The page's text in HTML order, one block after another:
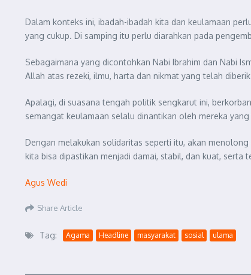
Dalam konteks ini, ibadah-ibadah kita dan keulamaan
yang cukup. Di samping itu perlu diarahkan pada
Sebagaimana yang dicontohkan Nabi Ibrahim dan Nabi
Allah atas rezeki, ilmu, harta dan nikmat yang telah
Apalagi, di suasana tengah politik sengkarut ini,
semangat keulamaan selalu dinantikan oleh mereka
Dengan melakukan solidaritas seperti itu, akan
kita bisa dipastikan menjadi damai, stabil, dan kuat,
Agus Wedi
Share Article
Tag: Agama Headline masyarakat sosial ulama